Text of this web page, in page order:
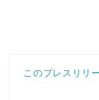
このプレスリリ